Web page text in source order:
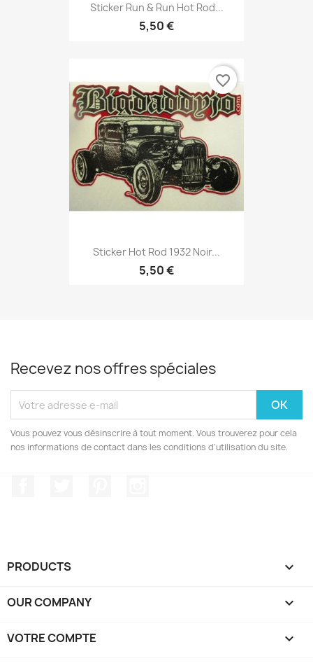
Sticker Run & Run Hot Rod...
5,50 €
Sticker Hot Rod 1932 Noir...
5,50 €
favorite_border
Recevez nos offres spéciales
Vous pouvez vous désinscrire à tout moment. Vous trouverez pour cela
nos informations de contact dans les conditions d'utilisation du site.
PRODUCTS 
OUR COMPANY 
VOTRE COMPTE 